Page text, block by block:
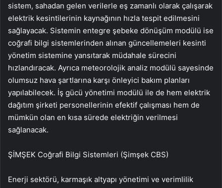
sistem, sahadan gelen verilerle eş zamanlı olarak çalışarak
elektrik kesintilerinin kaynağının hızla tespit edilmesini
sağlayacak. Sistemin entegre şebeke dönüşüm modülü ise
coğrafi bilgi sistemlerinden alınan güncellemeleri kesinti
yönetim sistemine yansıtarak müdahale sürecini
hızlandıracak. Ayrıca meteorolojik analiz modülü sayesinde
olumsuz hava şartlarına karşı önleyici bakım planları
yapılabilecek. İş gücü yönetimi modülü ile de hem elektrik
dağıtım şirketi personellerinin efektif çalışması hem de
mümkün olan en kısa sürede elektriğin verilmesi
sağlanacak.
ŞİMŞEK Coğrafi Bilgi Sistemleri (Şimşek CBS)
Enerji sektörü, karmaşık altyapı yönetimi ve verimlilik